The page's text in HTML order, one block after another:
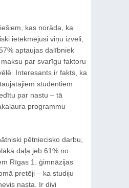
kas norāda, ka
ietekmējusi viņu izvēli,
aptaujas dalībniek
par svarīgu faktoru
Interesants ir fakts, ka
studentiem
par nastu – tā
programmu
pētniecisko darbu,
daļa jeb 61% no
Rīgas 1. ģimnāzijas
pretēji – ka studiju
nasta. Ir divi